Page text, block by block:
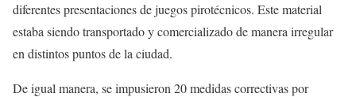
diferentes presentaciones de juegos pirotécnicos. Este material
estaba siendo transportado y comercializado de manera irregular
en distintos puntos de la ciudad.
De igual manera, se impusieron 20 medidas correctivas por